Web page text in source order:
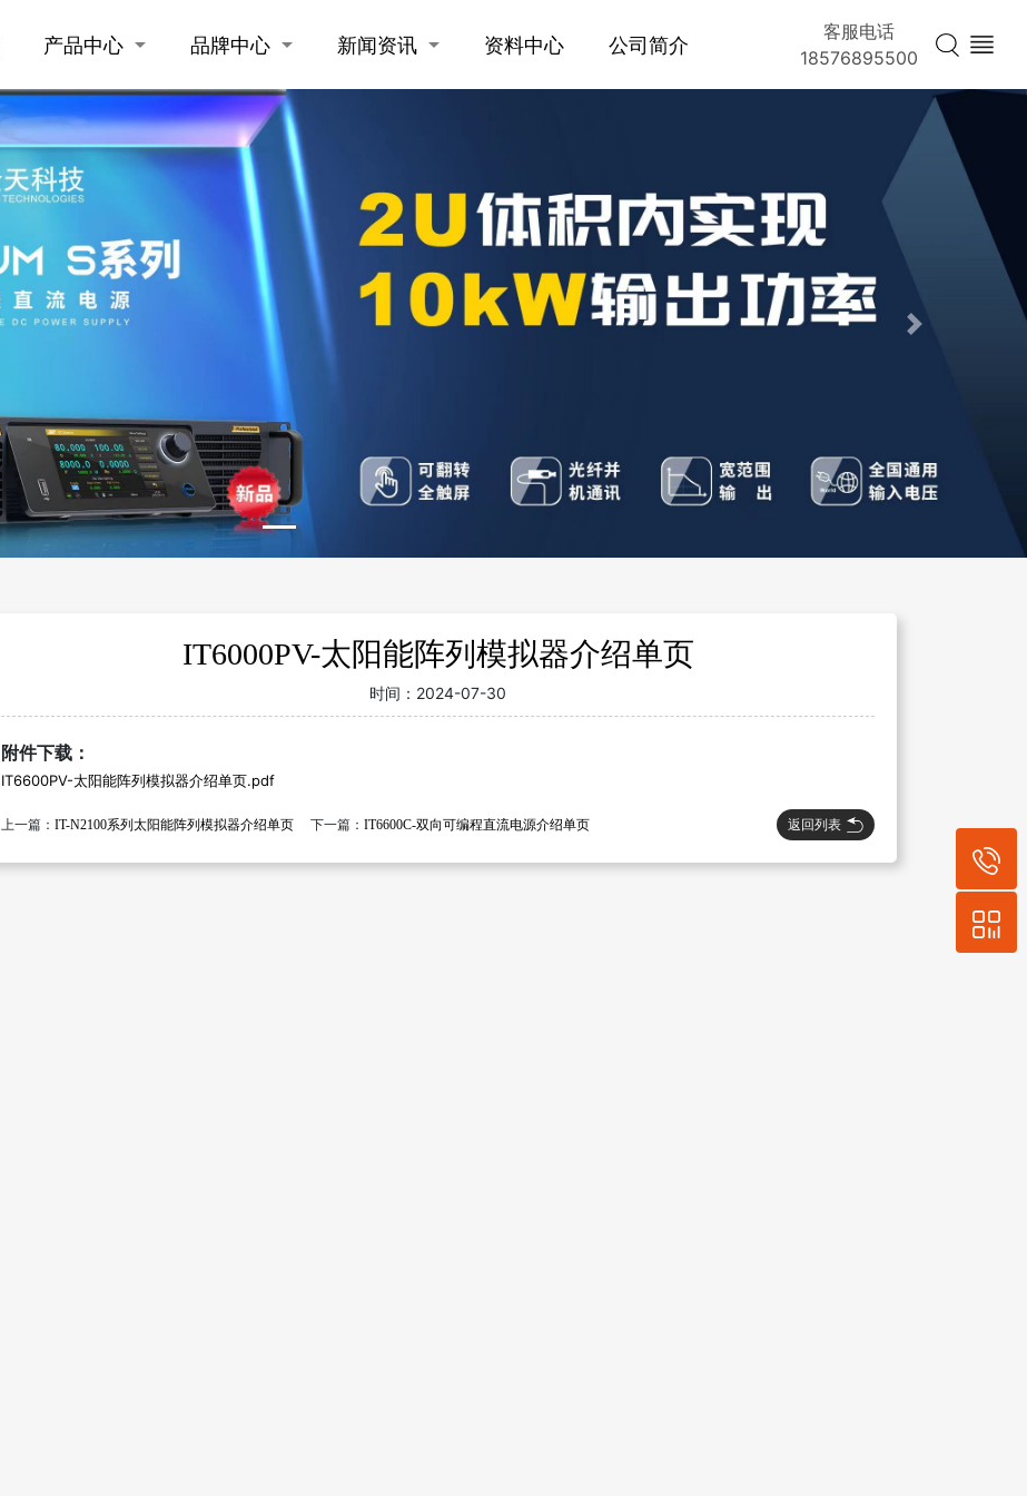
产品中心 品牌中心 新闻资讯 资料中心 公司简介
客服电话
18576895500
Next
IT6000PV-太阳能阵列模拟器介绍单页
时间： 2024-07-30
附件下载：
IT6600PV-太阳能阵列模拟器介绍单页.pdf
上一篇： IT-N2100系列太阳能阵列模拟器介绍单页 下一篇： IT6600C-双向可编程直流电源介绍单页 返回列表